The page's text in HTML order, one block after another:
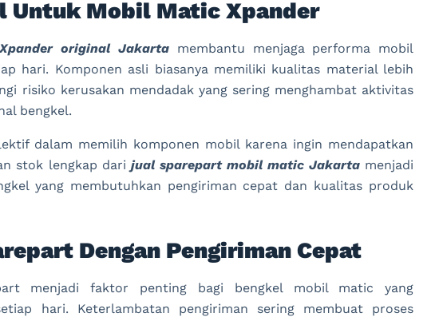
Untuk Mobil Matic Xpander
original Jakarta membantu menjaga performa mobil
hari. Komponen asli biasanya memiliki kualitas material lebih
risiko kerusakan mendadak yang sering menghambat aktivitas
bengkel.
dalam memilih komponen mobil karena ingin mendapatkan
stok lengkap dari jual sparepart mobil matic Jakarta menjadi
yang membutuhkan pengiriman cepat dan kualitas produk
Dengan Pengiriman Cepat
menjadi faktor penting bagi bengkel mobil matic yang
hari. Keterlambatan pengiriman sering membuat proses